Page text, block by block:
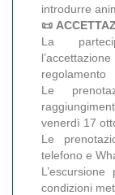
introdurre
📜
La
regolamento
Le
venerdì 17
Le
telefono e
condizioni